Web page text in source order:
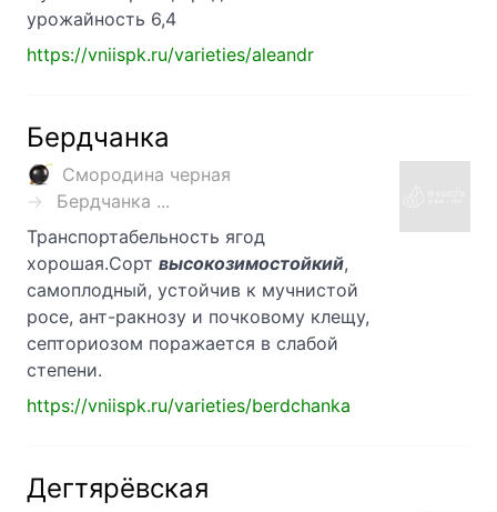
урожайность 6,4
https://vniispk.ru/varieties/aleandr
Бердчанка
Смородина черная
Бердчанка ...
Транспортабельность ягод
хорошая.Сорт высокозимостойкий,
самоплодный, устойчив к мучнистой
росе, ант-ракнозу и почковому клещу,
септориозом поражается в слабой
степени.
https://vniispk.ru/varieties/berdchanka
Дегтярёвская